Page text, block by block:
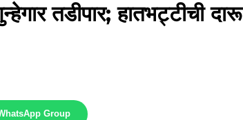
तडीपार; हातभट्टीची दारू
Group